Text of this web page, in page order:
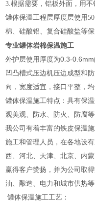
3.根据需要，铝板外面，用不
罐体保温工程层厚度层使用
棉、硅酸铝、复合硅酸盐等
专业罐体岩棉保温施工
外护层使用厚度为0.3-
凹凸槽式压边机压边成型和
向，宽度适宜，接口平整，均
罐体保温施工特点：具有保
观美观、防水、防火、防腐
我公司有着丰富的铁皮保温
施工和管理人员，在各地设
西、河北、天津、北京、内
赢得客户赞扬，并为公司取
油、酿造、电力和城市供热等
罐体保温施工工艺：